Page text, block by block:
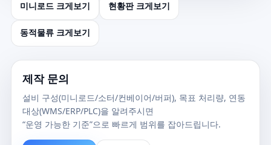
미니로드 크게보기 현황판 크게보기
동적물류 크게보기
제작 문의
설비 구성(미니로드/소터/컨베이어/버퍼), 목표 처리량, 연동
대상(WMS/ERP/PLC)을 알려주시면
“운영 가능한 기준”으로 빠르게 범위를 잡아드립니다.